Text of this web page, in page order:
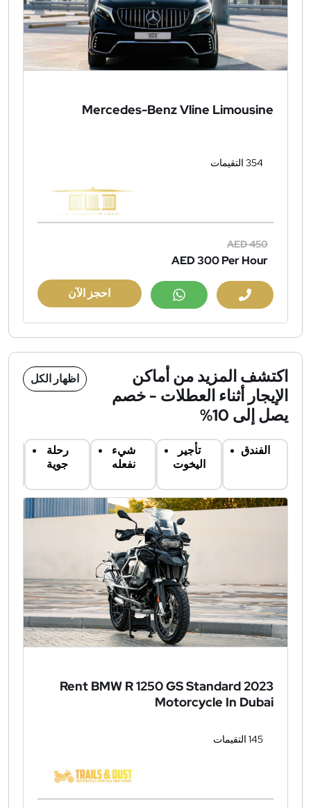
Mercedes-Benz Vline Limousine
354 التقيمات
AED 450
AED 300Per Hour
احجز الآن
اكتشف المزيد من أماكن
الإيجار أثناء العطلات - خصم
يصل إلى 10%
اظهار الكل
الفندق
تأجير
اليخوت
شيء
نفعله
رحلة
جوية
Rent BMW R 1250 GS Standard 2023
Motorcycle In Dubai
145 التقيمات